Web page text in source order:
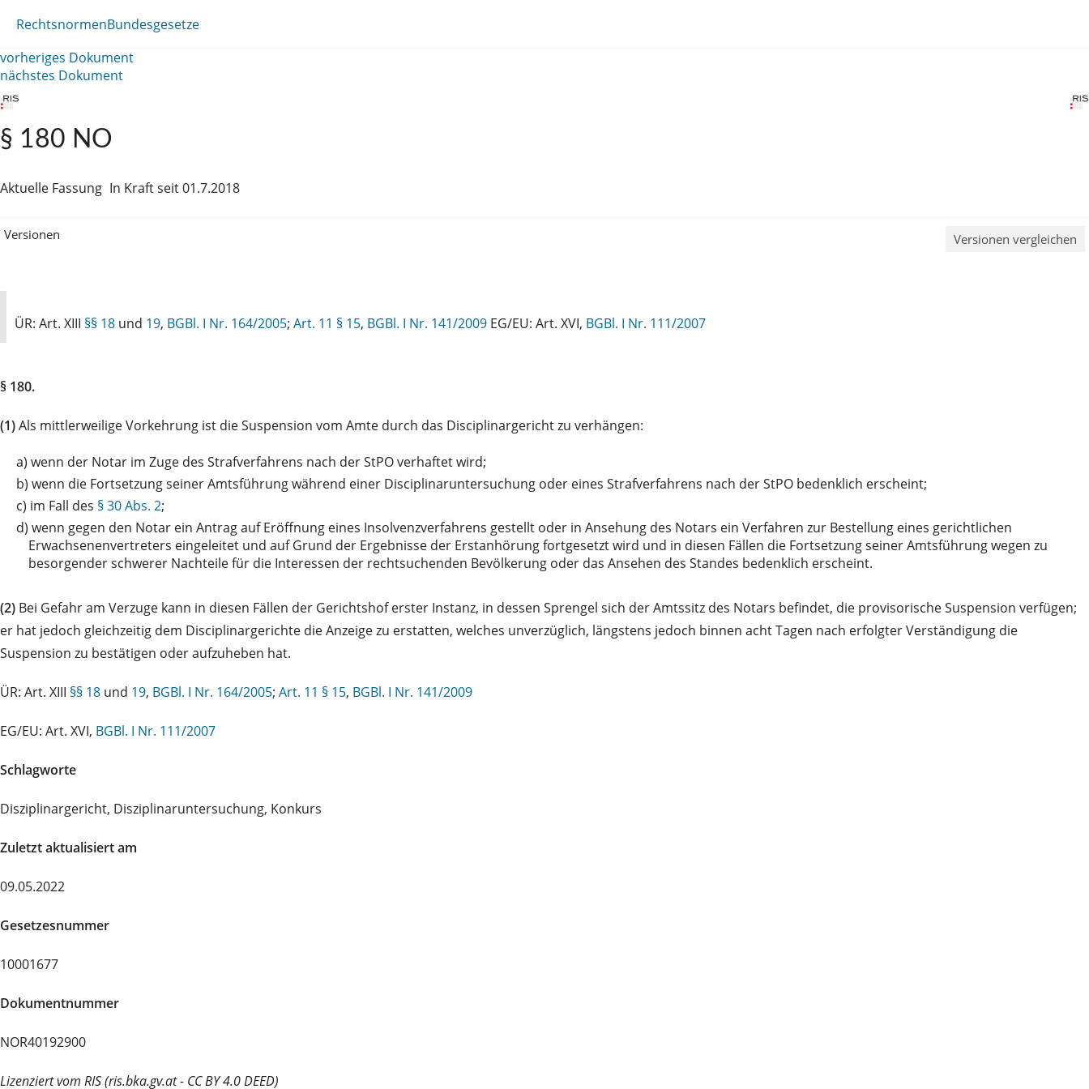
RechtsnormenBundesgesetze
vorheriges Dokument
nächstes Dokument
§ 180 NO
Aktuelle Fassung In Kraft seit 01.7.2018
Versionen Versionen vergleichen
ÜR: Art. XIII §§ 18 und 19, BGBl. I Nr. 164/2005; Art. 11 § 15, BGBl. I Nr. 141/2009 EG/EU: Art. XVI, BGBl. I Nr. 111/2007
§ 180.
(1)Als mittlerweilige Vorkehrung ist die Suspension vom Amte durch das Disciplinargericht zu verhängen:
a) wenn der Notar im Zuge des Strafverfahrens nach der StPO verhaftet wird;
b) wenn die Fortsetzung seiner Amtsführung während einer Disciplinaruntersuchung oder eines Strafverfahrens nach der StPO bedenklich erscheint;
c) im Fall des § 30 Abs. 2;
d) wenn gegen den Notar ein Antrag auf Eröffnung eines Insolvenzverfahrens gestellt oder in Ansehung des Notars ein Verfahren zur Bestellung eines gerichtlichen
Erwachsenenvertreters eingeleitet und auf Grund der Ergebnisse der Erstanhörung fortgesetzt wird und in diesen Fällen die Fortsetzung seiner Amtsführung wegen zu
besorgender schwerer Nachteile für die Interessen der rechtsuchenden Bevölkerung oder das Ansehen des Standes bedenklich erscheint.
(2) Bei Gefahr am Verzuge kann in diesen Fällen der Gerichtshof erster Instanz, in dessen Sprengel sich der Amtssitz des Notars befindet, die provisorische Suspension verfügen;
er hat jedoch gleichzeitig dem Disciplinargerichte die Anzeige zu erstatten, welches unverzüglich, längstens jedoch binnen acht Tagen nach erfolgter Verständigung die
Suspension zu bestätigen oder aufzuheben hat.
ÜR: Art. XIII §§ 18 und 19, BGBl. I Nr. 164/2005; Art. 11 § 15, BGBl. I Nr. 141/2009
EG/EU: Art. XVI, BGBl. I Nr. 111/2007
Schlagworte
Disziplinargericht, Disziplinaruntersuchung, Konkurs
Zuletzt aktualisiert am
09.05.2022
Gesetzesnummer
10001677
Dokumentnummer
NOR40192900
Lizenziert vom RIS (ris.bka.gv.at - CC BY 4.0 DEED)